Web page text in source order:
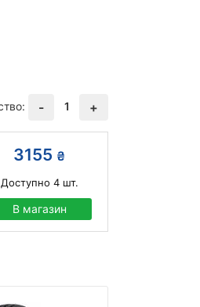
- 1 +
3155 ₴
Доступно 4шт.
В магазин